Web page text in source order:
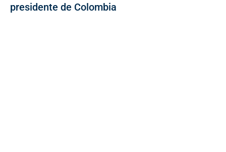
presidente de Colombia